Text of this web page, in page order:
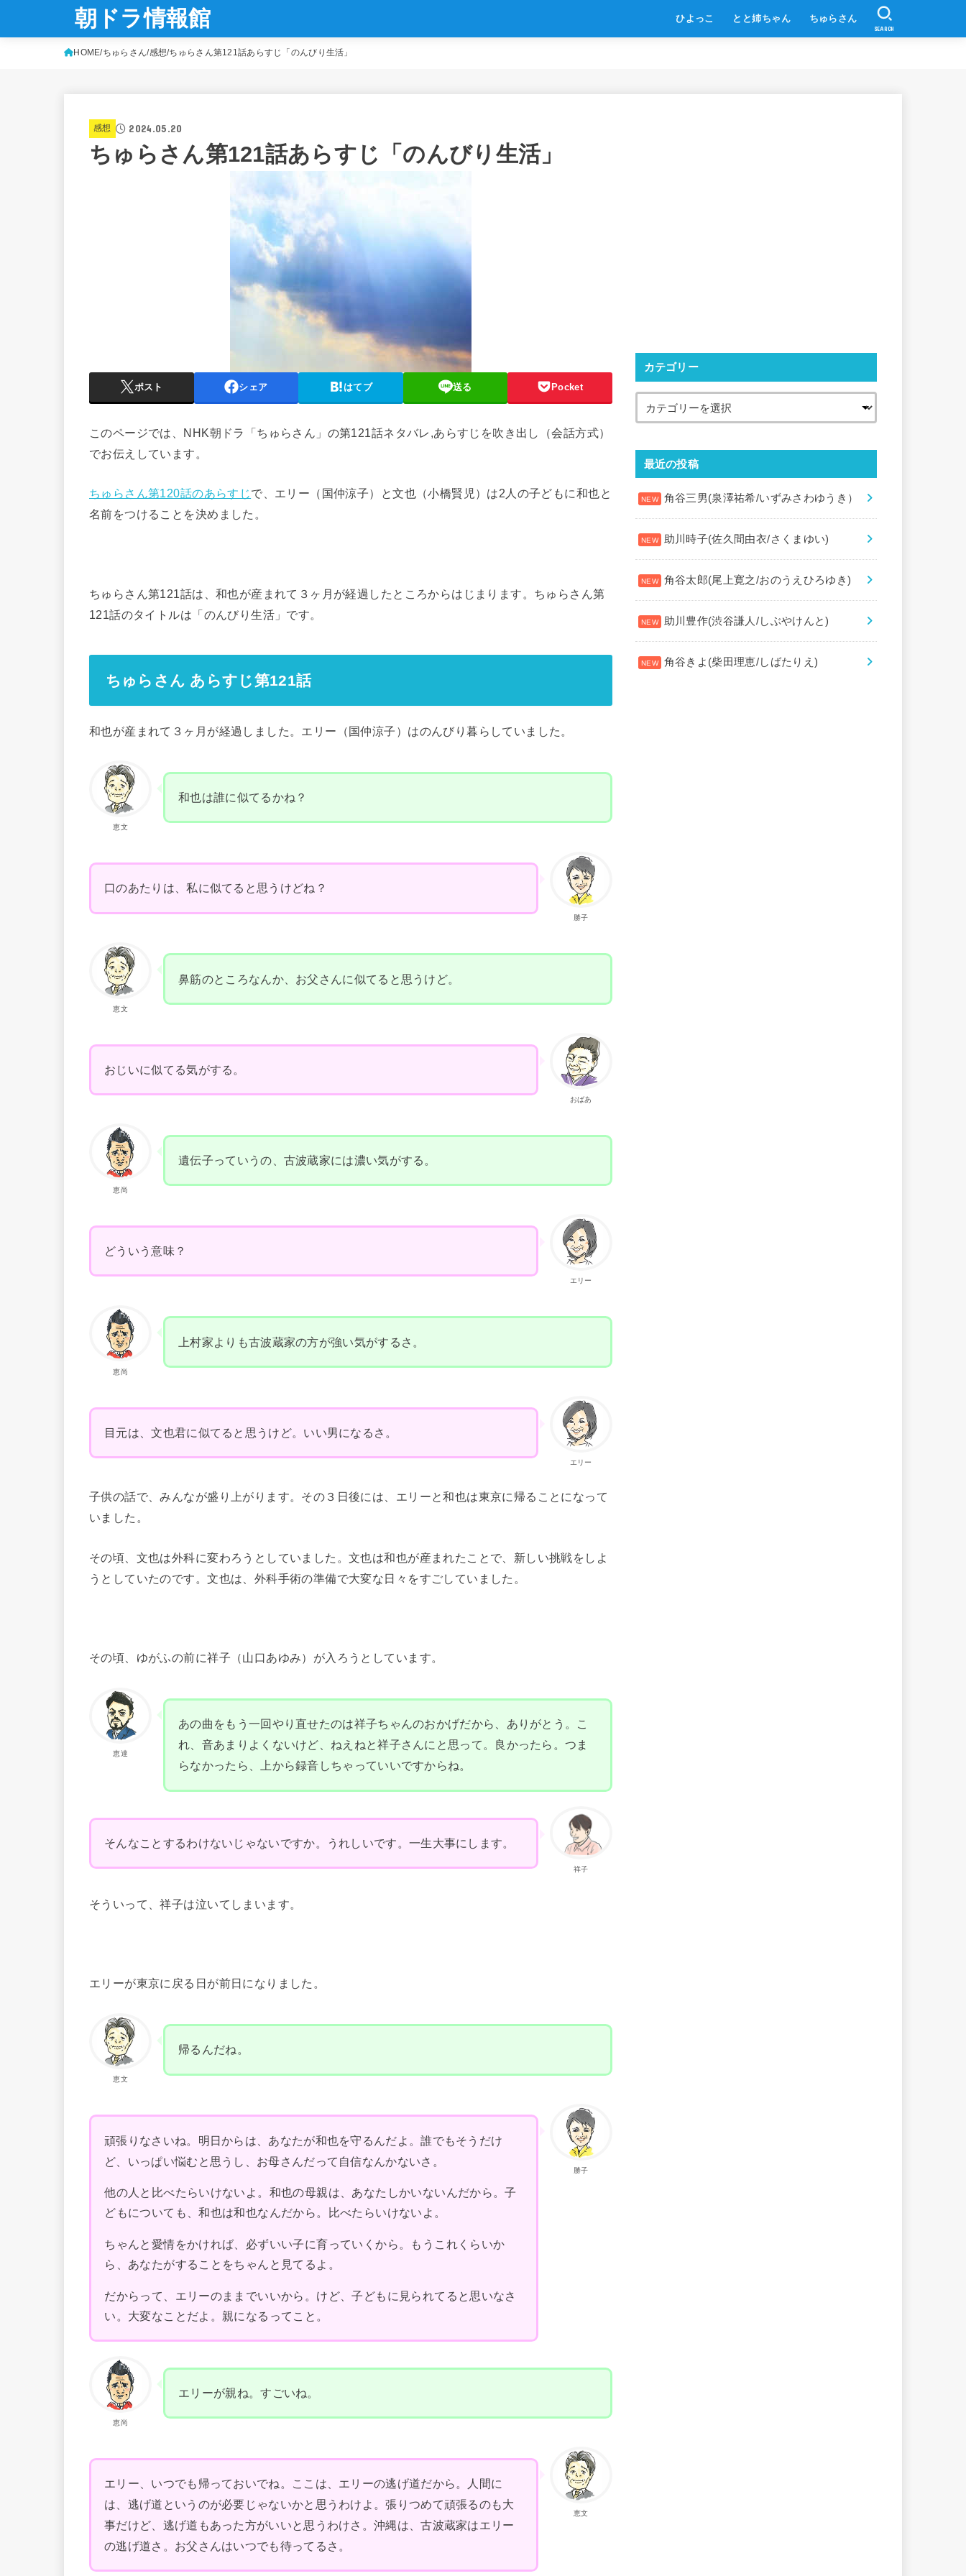
朝ドラ情報館 ひよっこ とと姉ちゃん ちゅらさん
SEARCH
HOME ちゅらさん 感想 ちゅらさん第121話あらすじ「のんびり生活」
感想 2024.05.20
ちゅらさん第121話あらすじ「のんびり生活」
ポスト シェア はてブ 送る Pocket
このページでは、NHK朝ドラ「ちゅらさん」の第121話ネタバレ,あらすじを吹き出し（会話方式）
でお伝えしています。
ちゅらさん第120話のあらすじで、エリー（国仲涼子）と文也（小橋賢児）は2人の子どもに和也と
名前をつけることを決めました。
ちゅらさん第121話は、和也が産まれて３ヶ月が経過したところからはじまります。ちゅらさん第
121話のタイトルは「のんびり生活」です。
ちゅらさん あらすじ第121話
和也が産まれて３ヶ月が経過しました。エリー（国仲涼子）はのんびり暮らしていました。
恵文
和也は誰に似てるかね？
勝子
口のあたりは、私に似てると思うけどね？
恵文
鼻筋のところなんか、お父さんに似てると思うけど。
おばあ
おじいに似てる気がする。
恵尚
遺伝子っていうの、古波蔵家には濃い気がする。
エリー
どういう意味？
恵尚
上村家よりも古波蔵家の方が強い気がするさ。
エリー
目元は、文也君に似てると思うけど。いい男になるさ。
子供の話で、みんなが盛り上がります。その３日後には、エリーと和也は東京に帰ることになって
いました。
その頃、文也は外科に変わろうとしていました。文也は和也が産まれたことで、新しい挑戦をしよ
うとしていたのです。文也は、外科手術の準備で大変な日々をすごしていました。
その頃、ゆがふの前に祥子（山口あゆみ）が入ろうとしています。
恵達
あの曲をもう一回やり直せたのは祥子ちゃんのおかげだから、ありがとう。こ
れ、音あまりよくないけど、ねえねと祥子さんにと思って。良かったら。つま
らなかったら、上から録音しちゃっていいですからね。
祥子
そんなことするわけないじゃないですか。うれしいです。一生大事にします。
そういって、祥子は泣いてしまいます。
エリーが東京に戻る日が前日になりました。
恵文
帰るんだね。
勝子
頑張りなさいね。明日からは、あなたが和也を守るんだよ。誰でもそうだけ
ど、いっぱい悩むと思うし、お母さんだって自信なんかないさ。
他の人と比べたらいけないよ。和也の母親は、あなたしかいないんだから。子
どもについても、和也は和也なんだから。比べたらいけないよ。
ちゃんと愛情をかければ、必ずいい子に育っていくから。もうこれくらいか
ら、あなたがすることをちゃんと見てるよ。
だからって、エリーのままでいいから。けど、子どもに見られてると思いなさ
い。大変なことだよ。親になるってこと。
恵尚
エリーが親ね。すごいね。
恵文
エリー、いつでも帰っておいでね。ここは、エリーの逃げ道だから。人間に
は、逃げ道というのが必要じゃないかと思うわけよ。張りつめて頑張るのも大
事だけど、逃げ道もあった方がいいと思うわけさ。沖縄は、古波蔵家はエリー
の逃げ道さ。お父さんはいつでも待ってるさ。
カテゴリー
最近の投稿
角谷三男(泉澤祐希/いずみさわゆうき）
助川時子(佐久間由衣/さくまゆい)
角谷太郎(尾上寛之/おのうえひろゆき)
助川豊作(渋谷謙人/しぶやけんと)
角谷きよ(柴田理恵/しばたりえ)